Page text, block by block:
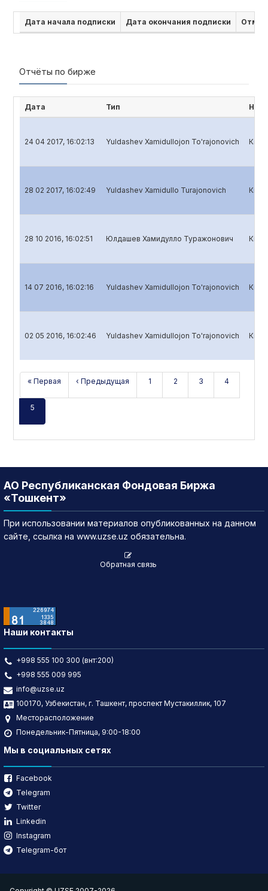
Дата начала подписки Дата окончания подписки
Отчёты по бирже
Дата Тип
24 04 2017, 16:02:13 Yuldashev Xamidullojon To'rajonovich
28 02 2017, 16:02:49 Yuldashev Xamidullo Turajonovich
28 10 2016, 16:02:51 Юлдашев Хамидулло Туражонович
14 07 2016, 16:02:16 Yuldashev Xamidullojon To'rajonovich
02 05 2016, 16:02:46 Yuldashev Xamidullojon To'rajonovich
« Первая ‹ Предыдущая 1 2 3 4
5
АО Республиканская Фондовая Биржа
«Тошкент»
При использовании материалов опубликованных на данном
сайте, ссылка на www.uzse.uz обязательна.
Обратная связь
Наши контакты
+998 555 100 300 (внт:200)
+998 555 009 995
info@uzse.uz
100170, Узбекистан, г. Ташкент, проспект Мустакиллик, 107
Месторасположение
Понедельник-Пятница, 9:00-18:00
Мы в социальных сетях
Facebook
Telegram
Twitter
Linkedin
Instagram
Telegram-бот